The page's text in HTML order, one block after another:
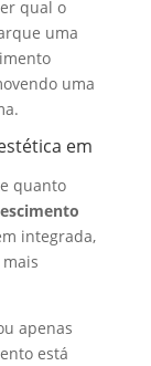
qual o
uma
uma
em
quanto
integrada,
apenas
está